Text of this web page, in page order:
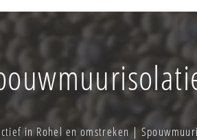
in Rohel en omstreken |